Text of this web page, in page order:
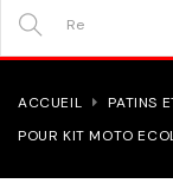
ACCUEIL PATINS
POUR KIT MOTO